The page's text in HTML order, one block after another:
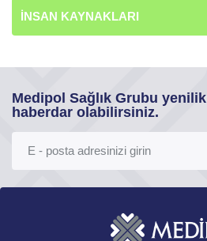
İNSAN KAYNAKLARI
Medipol Sağlık Grubu
haberdar olabilirsiniz.